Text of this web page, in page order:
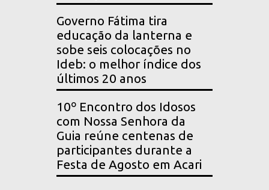
Governo Fátima tira
educação da lanterna e
sobe seis colocações no
Ideb: o melhor índice dos
últimos 20 anos
10º Encontro dos Idosos
com Nossa Senhora da
Guia reúne centenas de
participantes durante a
Festa de Agosto em Acari